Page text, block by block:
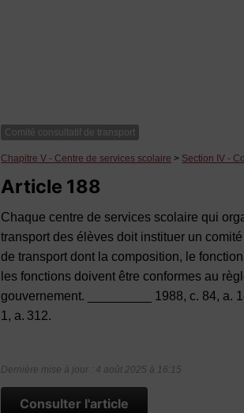
Comité consultatif de transport
Chapitre V - Centre de services scolaire > Section IV -
Article 188
Chaque centre de services scolaire qui
transport des élèves doit instituer un
de transport dont la composition, le
les fonctions doivent être conformes au
gouvernement. _________ 1988, c. 84, a.
1, a. 312.
Dernière mise à jour : 4 août 2025 à 16:15
Consulter l'article